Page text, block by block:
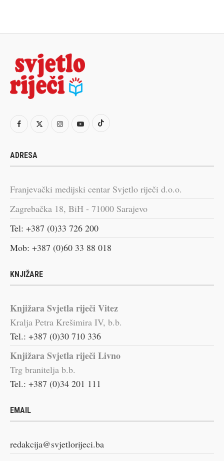
ADRESA
Franjevački medijski centar Svjetlo riječi d.o.o.
Zagrebačka 18, BiH - 71000 Sarajevo
Tel: +387 (0)33 726 200
Mob: +387 (0)60 33 88 018
KNJIŽARE
Knjižara Svjetla riječi Vitez
Kralja Petra Krešimira IV, b.b.
Tel.: +387 (0)30 710 336
Knjižara Svjetla riječi Livno
Trg branitelja b.b.
Tel.: +387 (0)34 201 111
EMAIL
redakcija@svjetlorijeci.ba